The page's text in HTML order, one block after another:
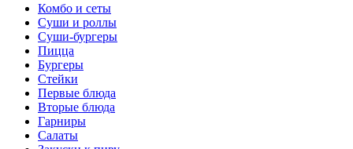
Комбо и сеты
Суши и роллы
Суши-бургеры
Пицца
Бургеры
Стейки
Первые блюда
Вторые блюда
Гарниры
Салаты